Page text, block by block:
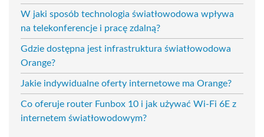
W jaki sposób technologia światłowodowa wpływa
na telekonferencje i pracę zdalną?
Gdzie dostępna jest infrastruktura światłowodowa
Orange?
Jakie indywidualne oferty internetowe ma Orange?
Co oferuje router Funbox 10 i jak używać Wi-Fi 6E z
internetem światłowodowym?